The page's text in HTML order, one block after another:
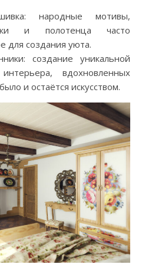
народные мотивы,
и полотенца часто
для создания уюта.
создание уникальной
вдохновленных
и остаётся искусством.